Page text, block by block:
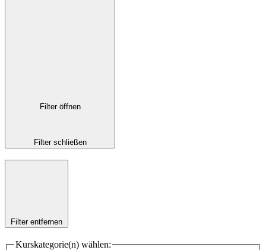
Filter öffnen
Filter schließen
Filter entfernen
Kurskategorie(n) wählen: